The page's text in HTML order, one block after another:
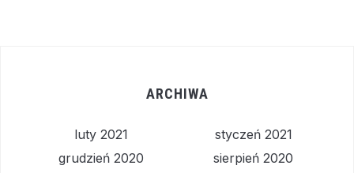
ARCHIWA
luty 2021
styczeń 2021
grudzień 2020
sierpień 2020